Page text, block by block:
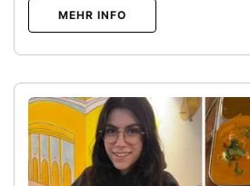
MEHR INFO